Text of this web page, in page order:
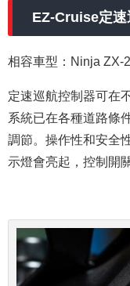
EZ-Cruise定速
相容車型：Ninja ZX-
定速巡航控制器可在
系統已在各種道路條
調節。操作性和安全
示燈會亮起，控制開